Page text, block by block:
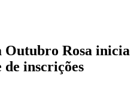
Rosa inicia
inscrições